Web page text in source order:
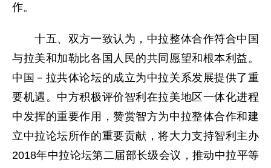
作。
十五、双方一致认为，中拉整体合作符合中国
与拉美和加勒比各国人民的共同愿望和根本利益。
中国－拉共体论坛的成立为中拉关系发展提供了重
要机遇。中方积极评价智利在拉美地区一体化进程
中发挥的重要作用，赞赏智方为中拉整体合作和建
立中拉论坛所作的重要贡献，将大力支持智利主办
2018年中拉论坛第二届部长级会议，推动中拉平等